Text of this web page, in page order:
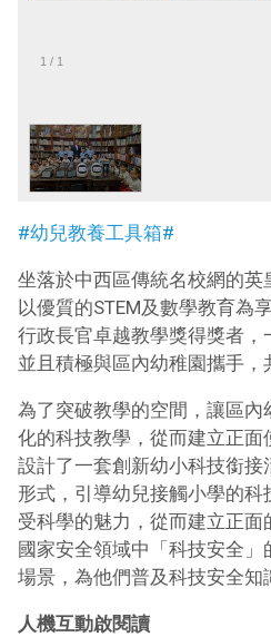
1 / 1
#幼兒教養工具箱#
坐落於中西區傳統名校網的
以優質的STEM及數學教育為
行政長官卓越教學獎得獎者，
並且積極與區內幼稚園攜手，
為了突破教學的空間，讓區
化的科技教學，從而建立正
設計了一套創新幼小科技銜
形式，引導幼兒接觸小學的
受科學的魅力，從而建立正
國家安全領域中「科技安全
場景，為他們普及科技安全知
人機互動啟閱讀